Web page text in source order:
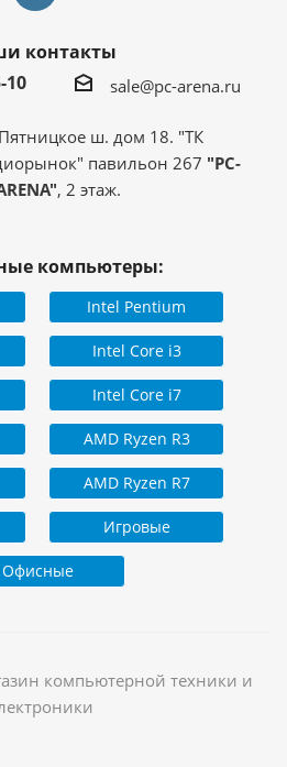
контакты
10
sale@pc-arena.ru
ш. дом 18. "ТК
павильон 267 "PC-
, 2 этаж.
компьютеры:
Intel Pentium
Intel Core i3
Intel Core i7
AMD Ryzen R3
AMD Ryzen R7
Игровые
Офисные
компьютерной техники и